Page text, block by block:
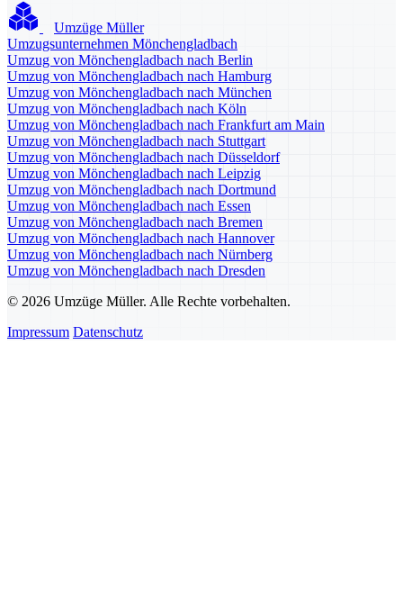
Umzüge Müller
Umzugsunternehmen Mönchengladbach
Umzug von Mönchengladbach nach Berlin
Umzug von Mönchengladbach nach Hamburg
Umzug von Mönchengladbach nach München
Umzug von Mönchengladbach nach Köln
Umzug von Mönchengladbach nach Frankfurt am Main
Umzug von Mönchengladbach nach Stuttgart
Umzug von Mönchengladbach nach Düsseldorf
Umzug von Mönchengladbach nach Leipzig
Umzug von Mönchengladbach nach Dortmund
Umzug von Mönchengladbach nach Essen
Umzug von Mönchengladbach nach Bremen
Umzug von Mönchengladbach nach Hannover
Umzug von Mönchengladbach nach Nürnberg
Umzug von Mönchengladbach nach Dresden
© 2026 Umzüge Müller. Alle Rechte vorbehalten.
Impressum Datenschutz